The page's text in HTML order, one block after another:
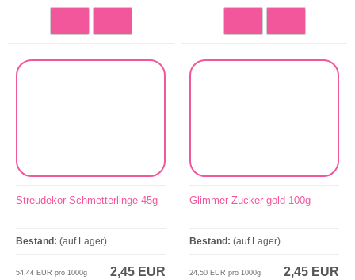
Streudekor Schmetterlinge 45g
Bestand: (auf Lager)
2,45 EUR
54,44 EUR pro 1000g
Glimmer Zucker gold 100g
Bestand: (auf Lager)
2,45 EUR
24,50 EUR pro 1000g